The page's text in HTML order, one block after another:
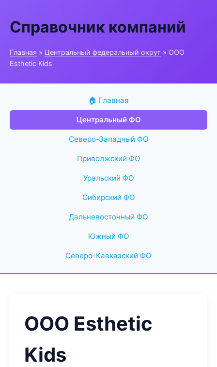
Справочник компаний
Главная » Центральный федеральный округ » ООО
Esthetic Kids
🏠 Главная
Центральный ФО
Северо-Западный ФО
Приволжский ФО
Уральский ФО
Сибирский ФО
Дальневосточный ФО
Южный ФО
Северо-Кавказский ФО
ООО Esthetic
Kids